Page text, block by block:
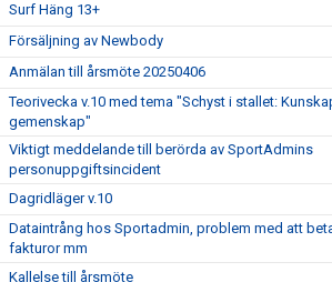
Surf Häng 13+
Försäljning av Newbody
Anmälan till årsmöte 20250406
Teorivecka v.10 med tema "Schyst i stallet:
gemenskap"
Viktigt meddelande till berörda av SportAdmins
personuppgiftsincident
Dagridläger v.10
Dataintrång hos Sportadmin, problem med att
fakturor mm
Kallelse till årsmöte